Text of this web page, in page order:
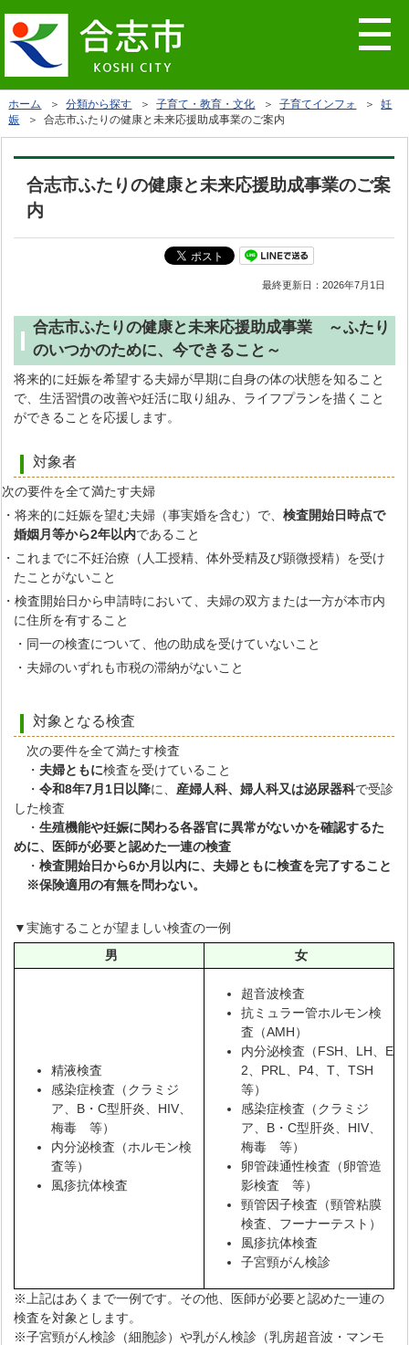
ホーム ＞分類から探す ＞子育て・教育・文化 ＞子育てインフォ ＞妊
娠 ＞ 合志市ふたりの健康と未来応援助成事業のご案内
合志市ふたりの健康と未来応援助成事業のご案
内
最終更新日：2026年7月1日
合志市ふたりの健康と未来応援助成事業 ～ふたり
のいつかのために、今できること～
将来的に妊娠を希望する夫婦が早期に自身の体の状態を知ること
で、生活習慣の改善や妊活に取り組み、ライフプランを描くこと
ができることを応援します。
対象者
次の要件を全て満たす夫婦
・将来的に妊娠を望む夫婦（事実婚を含む）で、検査開始日時点で
婚姻月等から2年以内であること
・これまでに不妊治療（人工授精、体外受精及び顕微授精）を受け
たことがないこと
・検査開始日から申請時において、夫婦の双方または一方が本市内
に住所を有すること
・同一の検査について、他の助成を受けていないこと
・夫婦のいずれも市税の滞納がないこと
対象となる検査
次の要件を全て満たす検査
・ 夫婦ともに検査を受けていること
・令和8年7月1日以降に、 産婦人科、婦人科又は泌尿器科で受診
した検査
・生殖機能や妊娠に関わる各器官に異常がないかを確認するた
めに、医師が必要と認めた一連の検査
・検査開始日から6か月以内に、夫婦ともに検査を完了すること
※保険適用の有無を問わない。
▼実施することが望ましい検査の一例
男
女
精液検査
感染症検査（クラミジ
ア、B・C型肝炎、HIV、
梅毒 等）
内分泌検査（ホルモン検
査等）
風疹抗体検査
超音波検査
抗ミュラー管ホルモン検
査（AMH）
内分泌検査（FSH、LH、E
2、PRL、P4、T、TSH
等）
感染症検査（クラミジ
ア、B・C型肝炎、HIV、
梅毒 等）
卵管疎通性検査（卵管造
影検査 等）
頸管因子検査（頸管粘膜
検査、フーナーテスト）
風疹抗体検査
子宮頸がん検診
※上記はあくまで一例です。その他、医師が必要と認めた一連の
検査を対象とします。
※子宮頸がん検診（細胞診）や乳がん検診（乳房超音波・マンモ